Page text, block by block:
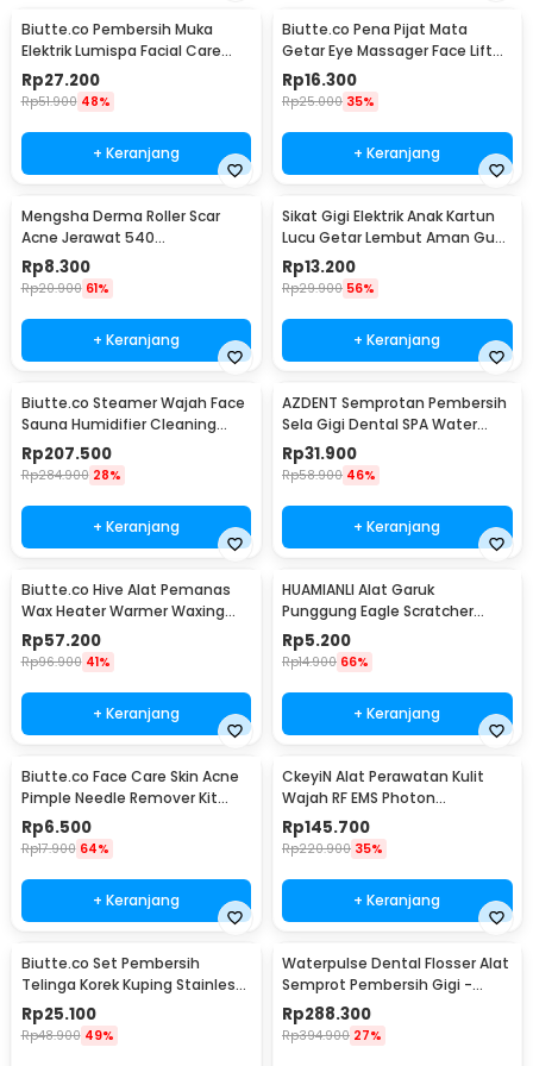
Biutte.co Pembersih Muka
Elektrik Lumispa Facial Care
5in1 - JBM-8782
Rp27.200
Rp51.900 48%
+ Keranjang
Biutte.co Pena Pijat Mata
Getar Eye Massager Face Lift
Portable 0.5W - Mini 208
Rp16.300
Rp25.000 35%
+ Keranjang
Mengsha Derma Roller Scar
Acne Jerawat 540
Microneedles 1.0mm - DRS100
Rp8.300
Rp20.900 61%
+ Keranjang
Sikat Gigi Elektrik Anak Kartun
Lucu Getar Lembut Aman Gusi
Baterai AA - H417
Rp13.200
Rp29.900 56%
+ Keranjang
Biutte.co Steamer Wajah Face
Sauna Humidifier Cleaning
Pore Nano Spray - K33C
Rp207.500
Rp284.900 28%
+ Keranjang
AZDENT Semprotan Pembersih
Sela Gigi Dental SPA Water
Floss - SP-001
Rp31.900
Rp58.900 46%
+ Keranjang
Biutte.co Hive Alat Pemanas
Wax Heater Warmer Waxing
Pro-Wax 100 - JG-117
Rp57.200
Rp96.900 41%
+ Keranjang
HUAMIANLI Alat Garuk
Punggung Eagle Scratcher
Stainless Steel - B01ER
Rp5.200
Rp14.900 66%
+ Keranjang
Biutte.co Face Care Skin Acne
Pimple Needle Remover Kit
4PCS - AS1
Rp6.500
Rp17.900 64%
+ Keranjang
CkeyiN Alat Perawatan Kulit
Wajah RF EMS Photon
Rejuvenation - 9902
Rp145.700
Rp220.900 35%
+ Keranjang
Biutte.co Set Pembersih
Telinga Korek Kuping Stainless
Steel 6 PCS - BA35
Rp25.100
Rp48.900 49%
Waterpulse Dental Flosser Alat
Semprot Pembersih Gigi -
V400Plus
Rp288.300
Rp394.900 27%